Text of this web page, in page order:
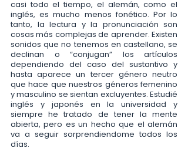
casi todo el tiempo, el alemán, como el
inglés, es mucho menos fonético. Por lo
tanto, la lectura y la pronunciación son
cosas más complejas de aprender. Existen
sonidos que no tenemos en castellano, se
declinan o “conjugan” los artículos
dependiendo del caso del sustantivo y
hasta aparece un tercer género neutro
que hace que nuestros géneros femenino
y masculino se sientan excluyentes. Estudié
inglés y japonés en la universidad y
siempre he tratado de tener la mente
abierta, pero es un hecho que el alemán
va a seguir sorprendiendome todos los
días.